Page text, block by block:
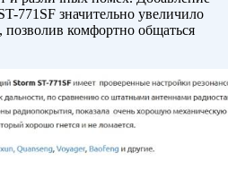
771SF значительно увеличило
позволив комфортно общаться